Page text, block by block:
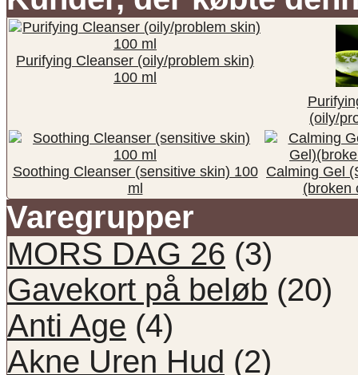
Purifying Cleanser (oily/problem skin)
100 ml
(oily/
Soothing Cleanser (sensitive skin) 100
ml
Calming Gel
(broken
Varegrupper
MORS DAG 26 (3)
Gavekort på beløb (20)
Anti Age (4)
Akne Uren Hud (2)